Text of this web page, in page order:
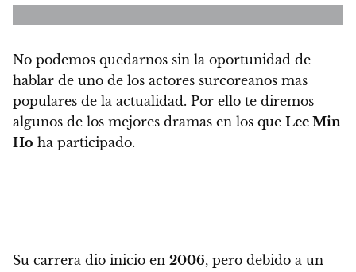
No podemos quedarnos sin la oportunidad de
hablar de uno de los actores surcoreanos mas
populares de la actualidad. Por ello te diremos
algunos de los mejores dramas en los que Lee Min
Ho ha participado.
Su carrera dio inicio en 2006, pero debido a un